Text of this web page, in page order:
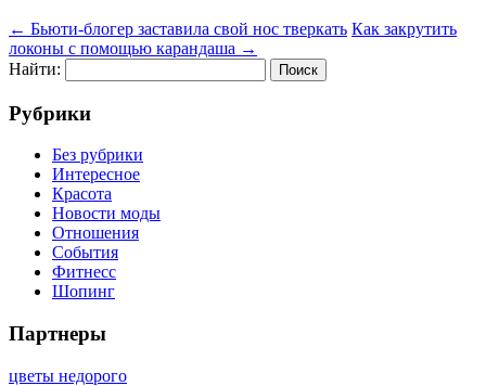
← Бьюти-блогер заставила свой нос тверкать Как закрутить
локоны с помощью карандаша →
Найти:
Рубрики
Без рубрики
Интересное
Красота
Новости моды
Отношения
События
Фитнесс
Шопинг
Партнеры
цветы недорого